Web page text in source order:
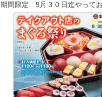
期間限定 9月３０日迄やってお